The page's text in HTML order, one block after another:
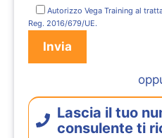
Autorizzo Vega Training al
Reg. 2016/679/UE.
Lascia il tuo
consulente ti